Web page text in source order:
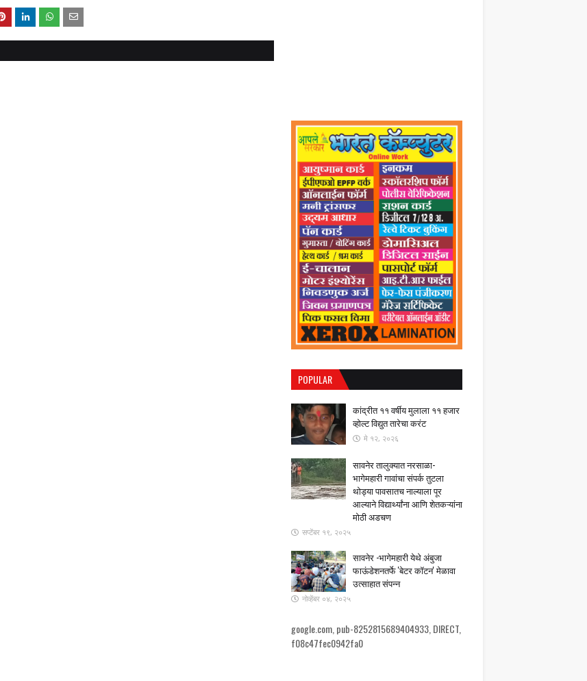
POPULAR
कांद्रीत ११ वर्षीय मुलाला ११ हजार
व्होल्ट विद्युत तारेचा करंट
मे १२, २०२६
सावनेर तालुक्यात नरसाळा-
भागेमहारी गावांचा संपर्क तुटला ​
थोड्या पावसातच नाल्याला पूर
आल्याने विद्यार्थ्यांना आणि शेतकऱ्यांना
मोठी अडचण
सप्टेंबर १९, २०२५
सावनेर -भागेमहारी येथे अंबुजा
फाऊंडेशनतर्फे 'बेटर कॉटन' मेळावा
उत्साहात संपन्न
नोव्हेंबर ०४, २०२५
google.com, pub-8252815689404933, DIRECT,
f08c47fec0942fa0